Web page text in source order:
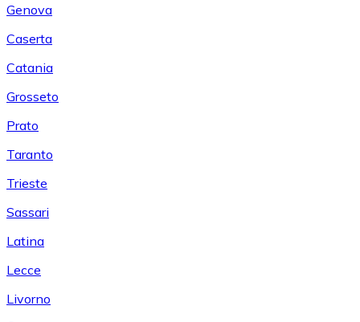
Genova
Caserta
Catania
Grosseto
Prato
Taranto
Trieste
Sassari
Latina
Lecce
Livorno